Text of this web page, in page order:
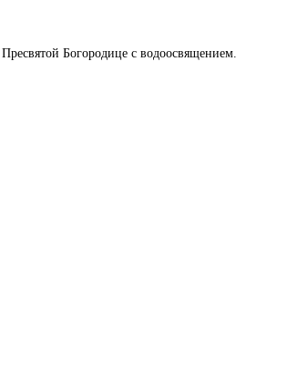
Богородице с водоосвящением.